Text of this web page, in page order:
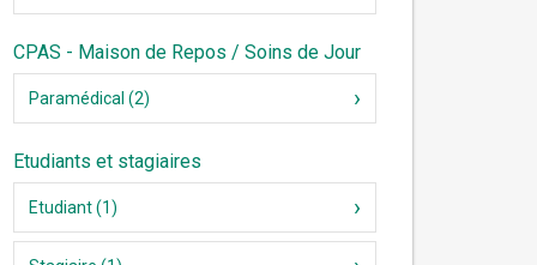
CPAS - Maison de Repos / Soins de Jour
Paramédical (2)
Etudiants et stagiaires
Etudiant (1)